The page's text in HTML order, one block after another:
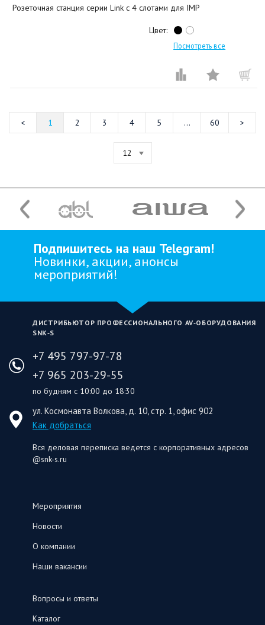
Розеточная станция серии Link с 4 слотами для IMP
Цвет:
Посмотреть все
1 2 3 4 5 ... 60
12
Подпишитесь на наш Telegram!
Новинки, акции, анонсы
мероприятий!
ДИСТРИБЬЮТОР ПРОФЕССИОНАЛЬНОГО AV‑ОБОРУДОВАНИЯ
SNK‑S
+7 495 797-97-78
+7 965 203-29-55
по будням с 10:00 до 18:30
ул. Космонавта Волкова, д. 10, стр. 1, офис 902
Как добраться
Вся деловая переписка ведется с корпоративных адресов
@snk-s.ru
Мероприятия
Новости
О компании
Наши вакансии
Вопросы и ответы
Каталог